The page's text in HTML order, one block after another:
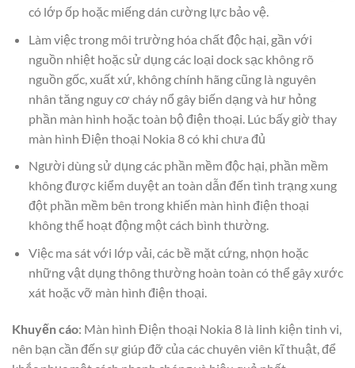
có lớp ốp hoặc miếng dán cường lực bảo vệ.
Làm việc trong môi trường hóa chất độc hại, gần với
nguồn nhiệt hoặc sử dụng các loại dock sạc không rõ
nguồn gốc, xuất xứ, không chính hãng cũng là nguyên
nhân tăng nguy cơ cháy nổ gây biến dạng và hư hỏng
phần màn hình hoặc toàn bộ điện thoại. Lúc bấy giờ thay
màn hình Điện thoại Nokia 8 có khi chưa đủ
Người dùng sử dụng các phần mềm độc hại, phần mềm
không được kiểm duyệt an toàn dẫn đến tình trạng xung
đột phần mềm bên trong khiến màn hình điện thoại
không thể hoạt động một cách bình thường.
Việc ma sát với lớp vải, các bề mặt cứng, nhọn hoặc
những vật dụng thông thường hoàn toàn có thể gây xước
xát hoặc vỡ màn hình điện thoại.
Khuyến cáo: Màn hình Điện thoại Nokia 8 là linh kiện tinh vi,
nên bạn cần đến sự giúp đỡ của các chuyên viên kĩ thuật, để